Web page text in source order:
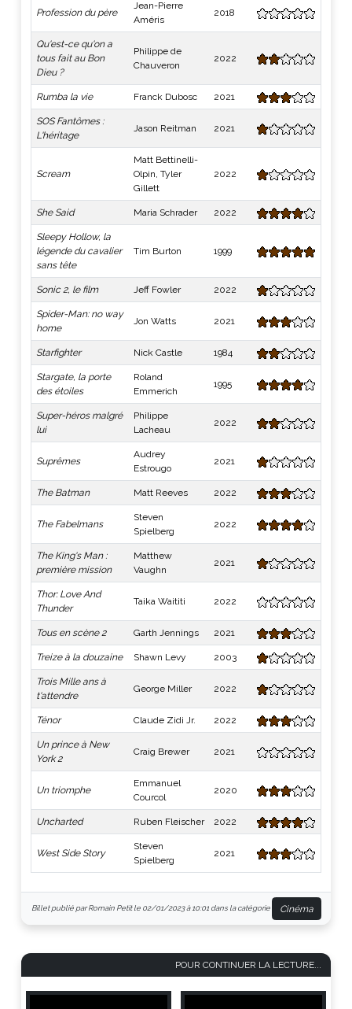
Profession du père
Jean-Pierre
Améris
2018
Qu'est-ce qu'on a
tous fait au Bon
Dieu ?
Philippe de
Chauveron
2022
Rumba la vie Franck Dubosc 2021
SOS Fantômes :
L'héritage
Jason Reitman 2021
Scream
Matt Bettinelli-
Olpin, Tyler
Gillett
2022
She Said Maria Schrader 2022
Sleepy Hollow, la
légende du cavalier
sans tête
Tim Burton 1999
Sonic 2, le film Jeff Fowler 2022
Spider-Man: no way
home
Jon Watts 2021
Starfighter Nick Castle 1984
Stargate, la porte
des étoiles
Roland
Emmerich
1995
Super-héros malgré
lui
Philippe
Lacheau
2022
Suprêmes
Audrey
Estrougo
2021
The Batman Matt Reeves 2022
The Fabelmans
Steven
Spielberg
2022
The King's Man :
première mission
Matthew
Vaughn
2021
Thor: Love And
Thunder
Taika Waititi 2022
Tous en scène 2 Garth Jennings 2021
Treize à la douzaine Shawn Levy 2003
Trois Mille ans à
t'attendre
George Miller 2022
Ténor Claude Zidi Jr. 2022
Un prince à New
York 2
Craig Brewer 2021
Un triomphe
Emmanuel
Courcol
2020
Uncharted Ruben Fleischer 2022
West Side Story
Steven
Spielberg
2021
Billet publié par Romain Petit le 02/01/2023 à 10:01 dans la catégorie Cinéma
POUR CONTINUER LA LECTURE...